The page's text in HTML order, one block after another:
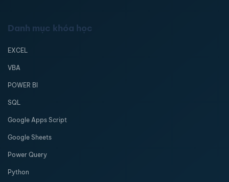
Danh mục khóa học
EXCEL
VBA
POWER BI
SQL
Google Apps Script
Google Sheets
Power Query
Python